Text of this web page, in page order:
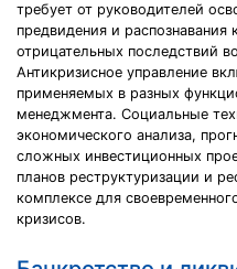
требует от руководителей
предвидения и распознавания
отрицательных последствий
Антикризисное управление
применяемых в разных
менеджмента. Социальные
экономического анализа,
сложных инвестиционных
планов реструктуризации и
комплексе для
кризисов.